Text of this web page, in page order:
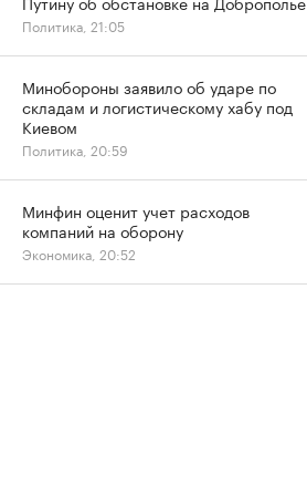
Политика, 21:05
Минобороны заявило об ударе по
складам и логистическому хабу под
Киевом
Политика, 20:59
Минфин оценит учет расходов
компаний на оборону
Экономика, 20:52